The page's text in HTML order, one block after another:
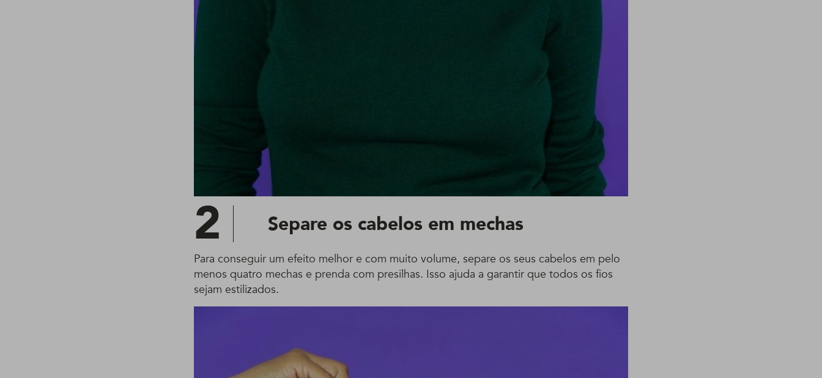
2 Separe os cabelos em mechas
Para conseguir um efeito melhor e com muito volume, separe os seus cabelos em pelo
menos quatro mechas e prenda com presilhas. Isso ajuda a garantir que todos os fios
sejam estilizados.